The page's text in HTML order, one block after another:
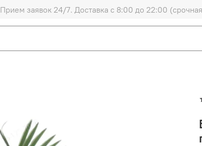
Прием заявок 24/7. Доставка с 8:00 до 22:00